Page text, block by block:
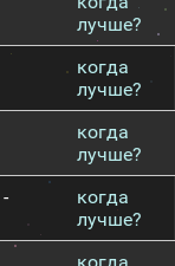
лучше?
когда
лучше?
когда
лучше?
-
когда
лучше?